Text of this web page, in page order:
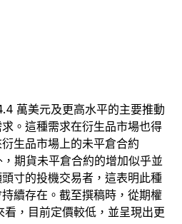
萬美元及更高水平的主要推動
。這種需求在衍生品市場也得
生品市場上的未平倉合約
，期貨未平倉合約的增加似乎並
寸的投機交易者，這表明此種
續存在。截至撰稿時，從期權
，目前定價較低，並呈現出更